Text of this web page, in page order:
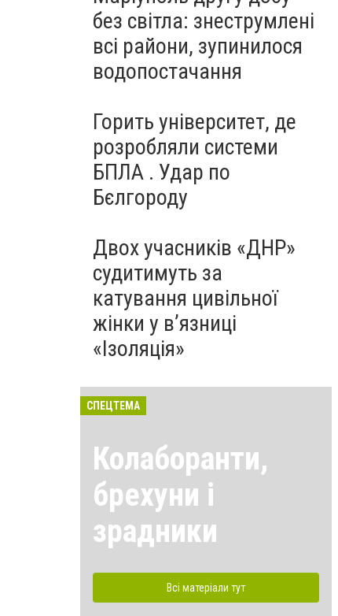
без світла: знеструмлені
всі райони, зупинилося
водопостачання
Горить університет, де
розробляли системи
БПЛА . Удар по
Бєлгороду
Двох учасників «ДНР»
судитимуть за
катування цивільної
жінки у в’язниці
«Ізоляція»
СПЕЦТЕМА
Колаборанти,
брехуни і
зрадники
Всі матеріали тут